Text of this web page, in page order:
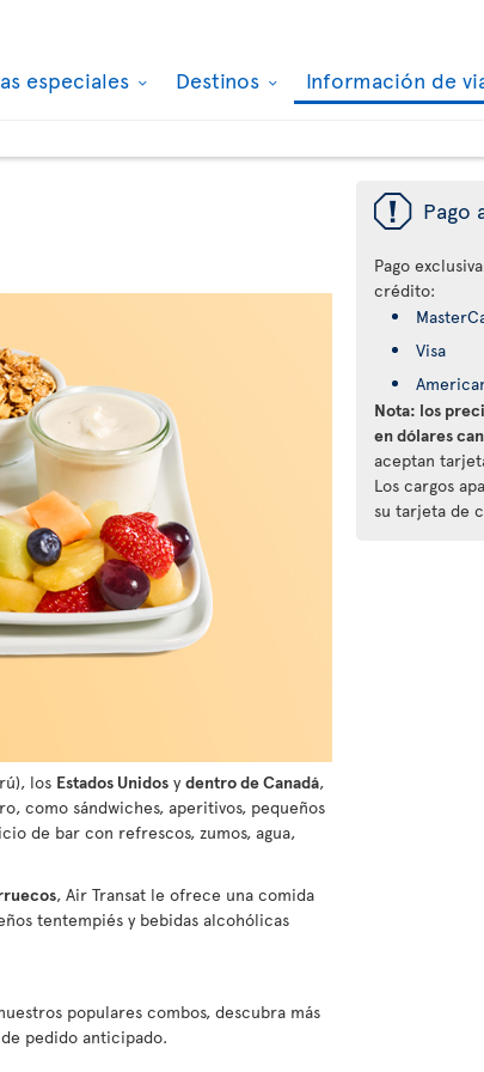
especiales Destinos Información de
los Estados Unidos y dentro de Canadá,
como sándwiches, aperitivos, pequeños
de bar con refrescos, zumos, agua,
, Air Transat le ofrece una comida
tentempiés y bebidas alcohólicas
populares combos, descubra más
pedido anticipado.
ü Pago
Pago
crédito:
Visa
Nota: los
en dólares
aceptan
Los cargos
su tarjeta de